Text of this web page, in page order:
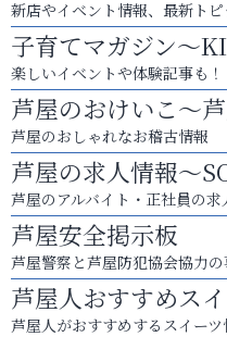
新店やイベント情報、最新トピ
子育てマガジン～
楽しいイベントや体験記事も！
芦屋のおけいこ～
芦屋のおしゃれなお稽古情報
芦屋の求人情報～
芦屋のアルバイト・正社員の求
芦屋安全掲示板
芦屋警察と芦屋防犯協会協力
芦屋人おすすめス
芦屋人がおすすめするスイーツ